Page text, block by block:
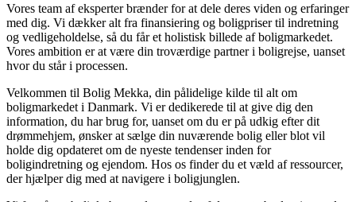
Vores team af eksperter brænder for at dele deres viden og erfaringer
med dig. Vi dækker alt fra finansiering og boligpriser til indretning
og vedligeholdelse, så du får et holistisk billede af boligmarkedet.
Vores ambition er at være din troværdige partner i boligrejse, uanset
hvor du står i processen.
Velkommen til Bolig Mekka, din pålidelige kilde til alt om
boligmarkedet i Danmark. Vi er dedikerede til at give dig den
information, du har brug for, uanset om du er på udkig efter dit
drømmehjem, ønsker at sælge din nuværende bolig eller blot vil
holde dig opdateret om de nyeste tendenser inden for
boligindretning og ejendom. Hos os finder du et væld af ressourcer,
der hjælper dig med at navigere i boligjunglen.